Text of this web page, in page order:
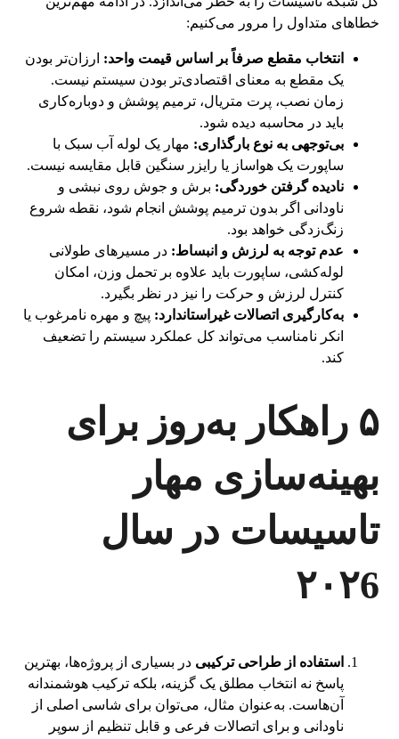
خطاهای متداول را مرور می‌کنیم:
انتخاب مقطع صرفاً بر اساس قیمت واحد: ارزان‌تر بودن
یک مقطع به معنای اقتصادی‌تر بودن سیستم نیست.
زمان نصب، پرت متریال، ترمیم پوشش و دوباره‌کاری
باید در محاسبه دیده شود.
بی‌توجهی به نوع بارگذاری: مهار یک لوله آب سبک با
ساپورت یک هواساز یا رایزر سنگین قابل مقایسه نیست.
نادیده گرفتن خوردگی: برش و جوش روی نبشی و
ناودانی اگر بدون ترمیم پوشش انجام شود، نقطه شروع
زنگ‌زدگی خواهد بود.
عدم توجه به لرزش و انبساط: در مسیرهای طولانی
لوله‌کشی، ساپورت باید علاوه بر تحمل وزن، امکان
کنترل لرزش و حرکت را نیز در نظر بگیرد.
به‌کارگیری اتصالات غیراستاندارد: پیچ و مهره نامرغوب یا
انکر نامناسب می‌تواند کل عملکرد سیستم را تضعیف
کند.
۵ راهکار به‌روز برای
بهینه‌سازی مهار
تاسیسات در سال
۲۰۲6
استفاده از طراحی ترکیبی در بسیاری از پروژه‌ها، بهترین
پاسخ نه انتخاب مطلق یک گزینه، بلکه ترکیب هوشمندانه
آن‌هاست. به‌عنوان مثال، می‌توان برای شاسی اصلی از
ناودانی و برای اتصالات فرعی و قابل تنظیم از سوپر